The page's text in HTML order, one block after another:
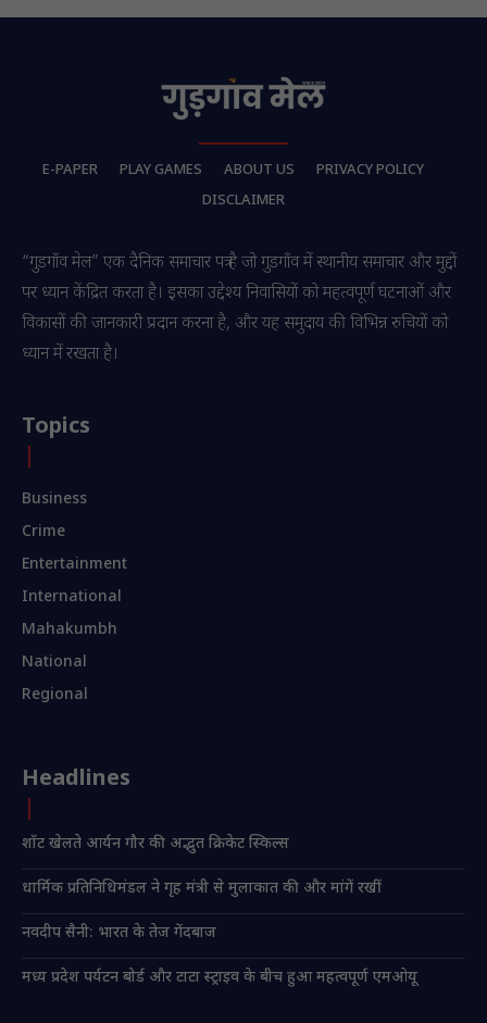
E-PAPER PLAY GAMES ABOUT US
PRIVACY POLICY
DISCLAIMER
“गुडगाँव मेल” एक दैनिक समाचार पत्र है जो गुडगाँव में स्थानीय समाचार और मुद्दों
पर ध्यान केंद्रित करता है। इसका उद्देश्य निवासियों को महत्वपूर्ण घटनाओं और
विकासों की जानकारी प्रदान करना है, और यह समुदाय की विभिन्न रुचियों को
ध्यान में रखता है।
Topics
Business
Crime
Entertainment
International
Mahakumbh
National
Regional
Headlines
शॉट खेलते आर्यन गौर की अद्भुत क्रिकेट स्किल्स
धार्मिक प्रतिनिधिमंडल ने गृह मंत्री से मुलाकात की और मांगें रखीं
नवदीप सैनी: भारत के तेज गेंदबाज
मध्य प्रदेश पर्यटन बोर्ड और टाटा स्ट्राइव के बीच हुआ महत्वपूर्ण एमओयू